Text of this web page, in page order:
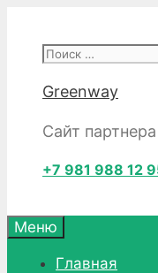
содержимому
Поиск:
Greenway
Сайт
+7 981 988 12
Меню
Главная